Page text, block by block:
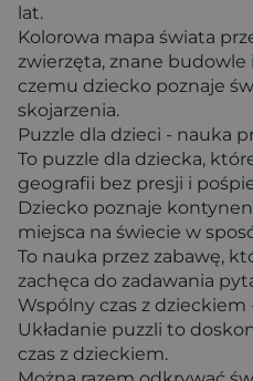
lat.
Kolorowa mapa świata
zwierzęta, znane
czemu dziecko poznaje
skojarzenia.
Puzzle dla dzieci - nauka
To puzzle dla dziecka,
geografii bez presji i
Dziecko poznaje
miejsca na świecie w
To nauka przez zabawę,
zachęca do zadawania
Wspólny czas z
Układanie puzzli to
czas z dzieckiem.